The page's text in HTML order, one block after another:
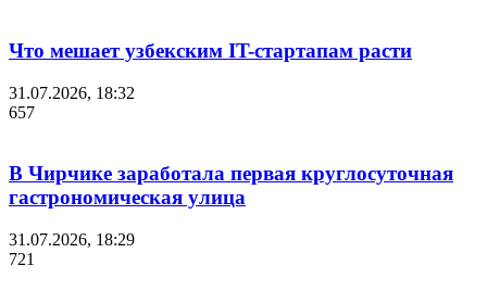
Что мешает узбекским IT-стартапам расти
31.07.2026, 18:32
657
В Чирчике заработала первая круглосуточная
гастрономическая улица
31.07.2026, 18:29
721